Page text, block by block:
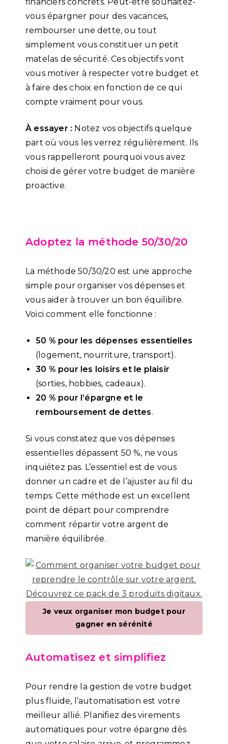
vous épargner pour des vacances,
rembourser une dette, ou tout
simplement vous constituer un petit
matelas de sécurité. Ces objectifs vont
vous motiver à respecter votre budget et
à faire des choix en fonction de ce qui
compte vraiment pour vous.
À essayer : Notez vos objectifs quelque
part où vous les verrez régulièrement. Ils
vous rappelleront pourquoi vous avez
choisi de gérer votre budget de manière
proactive.
Adoptez la méthode 50/30/20
La méthode 50/30/20 est une approche
simple pour organiser vos dépenses et
vous aider à trouver un bon équilibre.
Voici comment elle fonctionne :
50 % pour les dépenses essentielles
(logement, nourriture, transport).
30 % pour les loisirs et le plaisir
(sorties, hobbies, cadeaux).
20 % pour l’épargne et le
remboursement de dettes.
Si vous constatez que vos dépenses
essentielles dépassent 50 %, ne vous
inquiétez pas. L’essentiel est de vous
donner un cadre et de l’ajuster au fil du
temps. Cette méthode est un excellent
point de départ pour comprendre
comment répartir votre argent de
manière équilibrée.
Je veux organiser mon budget pour
gagner en sérénité
Automatisez et simplifiez
Pour rendre la gestion de votre budget
plus fluide, l’automatisation est votre
meilleur allié. Planifiez des virements
automatiques pour votre épargne dès